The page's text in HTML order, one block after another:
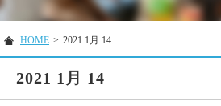
HOME > 2021 1月 14
2021 1月 14